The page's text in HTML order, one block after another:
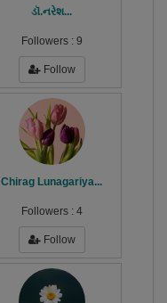
ડૉ.નરેશ...
Followers : 9
Follow
Chirag Lunagariya...
Followers : 4
Follow